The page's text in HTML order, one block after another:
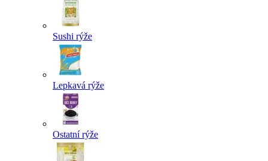
Sushi rýže
Lepkavá rýže
Ostatní rýže